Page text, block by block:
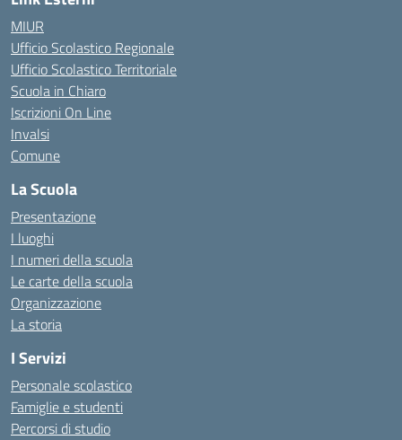
MIUR
Ufficio Scolastico Regionale
Ufficio Scolastico Territoriale
Scuola in Chiaro
Iscrizioni On Line
Invalsi
Comune
La Scuola
Presentazione
I luoghi
I numeri della scuola
Le carte della scuola
Organizzazione
La storia
I Servizi
Personale scolastico
Famiglie e studenti
Percorsi di studio